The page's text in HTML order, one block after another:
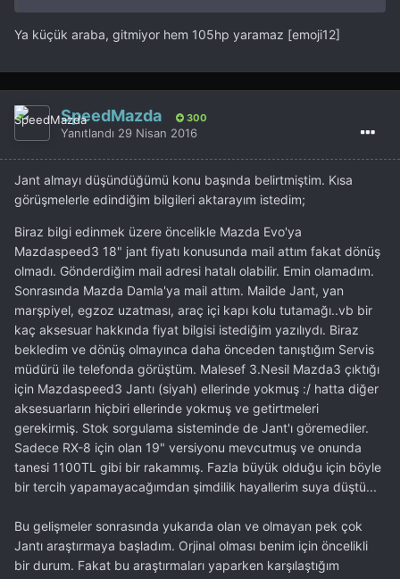
Ya küçük araba, gitmiyor hem 105hp yaramaz [emoji12]
SpeedMazda 300
Yanıtlandı 29 Nisan 2016
Jant almayı düşündüğümü konu başında belirtmiştim. Kısa
görüşmelerle edindiğim bilgileri aktarayım istedim;
Biraz bilgi edinmek üzere öncelikle Mazda Evo'ya
Mazdaspeed3 18" jant fiyatı konusunda mail attım fakat dönüş
olmadı. Gönderdiğim mail adresi hatalı olabilir. Emin olamadım.
Sonrasında Mazda Damla'ya mail attım. Mailde Jant, yan
marşpiyel, egzoz uzatması, araç içi kapı kolu tutamağı..vb bir
kaç aksesuar hakkında fiyat bilgisi istediğim yazılıydı. Biraz
bekledim ve dönüş olmayınca daha önceden tanıştığım Servis
müdürü ile telefonda görüştüm. Malesef 3.Nesil Mazda3 çıktığı
için Mazdaspeed3 Jantı (siyah) ellerinde yokmuş :/ hatta diğer
aksesuarların hiçbiri ellerinde yokmuş ve getirtmeleri
gerekirmiş. Stok sorgulama sisteminde de Jant'ı göremediler.
Sadece RX-8 için olan 19" versiyonu mevcutmuş ve onunda
tanesi 1100TL gibi bir rakammış. Fazla büyük olduğu için böyle
bir tercih yapamayacağımdan şimdilik hayallerim suya düştü...
Bu gelişmeler sonrasında yukarıda olan ve olmayan pek çok
Jantı araştırmaya başladım. Orjinal olması benim için öncelikli
bir durum. Fakat bu araştırmaları yaparken karşılaştığım